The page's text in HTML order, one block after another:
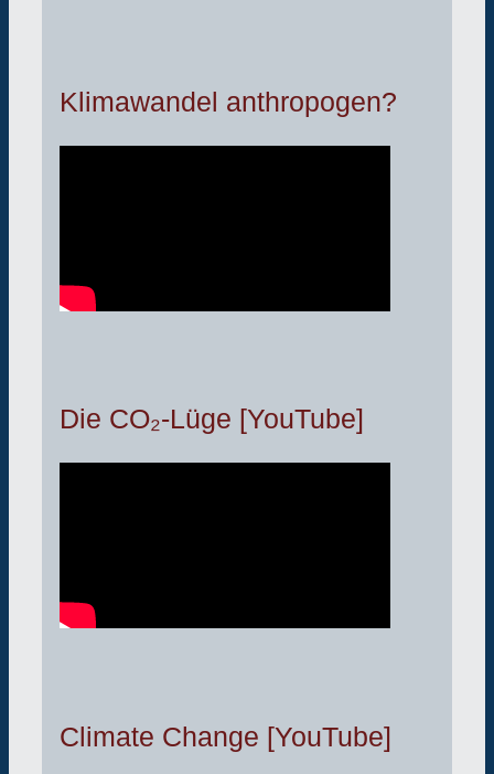
Klimawandel anthropogen?
Die CO₂-Lüge [YouTube]
Climate Change [YouTube]